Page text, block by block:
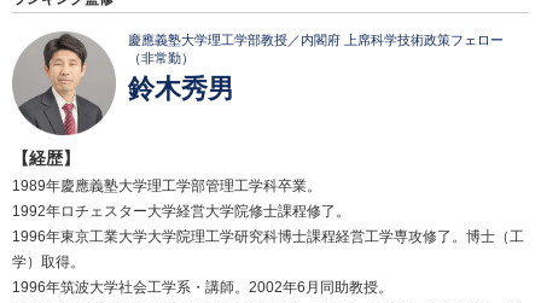
慶應義塾大学理工学部教授／内閣府 上席科学技術政策フェロー
（非常勤）
鈴木秀男
【経歴】
1989年慶應義塾大学理工学部管理工学科卒業。
1992年ロチェスター大学経営大学院修士課程修了。
1996年東京工業大学大学院理工学研究科博士課程経営工学専攻修了。博士（工
学）取得。
1996年筑波大学社会工学系・講師。2002年6月同助教授。